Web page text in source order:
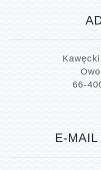
66-
E-